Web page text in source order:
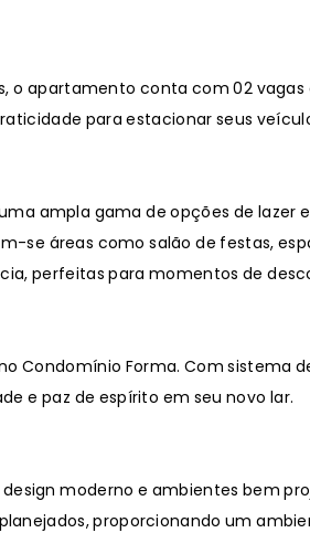
o apartamento conta com 02 vagas
para estacionar seus
ampla gama de opções de lazer
se áreas como salão de festas,
perfeitas para momentos de
Condomínio Forma. Com sistema
e paz de espírito em seu novo lar.
moderno e ambientes bem
proporcionando um